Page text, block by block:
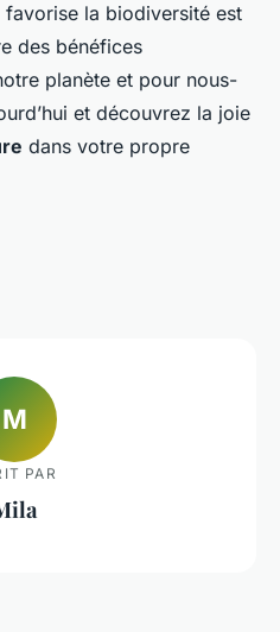
la biodiversité est
des bénéfices
planète et pour nous-
et découvrez la joie
dans votre propre
M
PAR